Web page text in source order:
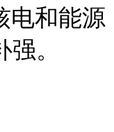
电和能源
。